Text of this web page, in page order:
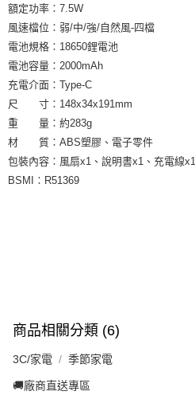
額定功率∶7.5W
風速檔位∶弱/中/強/自然風-四檔
電池規格∶18650鋰電池
電池容量∶2000mAh
充電介面∶Type-C
尺 寸∶148x34x191mm
重 量∶約283g
材 質∶ABS塑膠、電子零件
包裝內容∶風扇x1、說明書x1、充電線x1
BSMI∶R51369
商品相關分類 (6)
3C/家電 季節家電
🚚廠商直送專區